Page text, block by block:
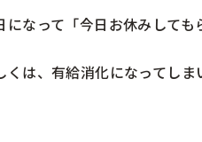
なって「今日お休みしても
は、有給消化になってしま